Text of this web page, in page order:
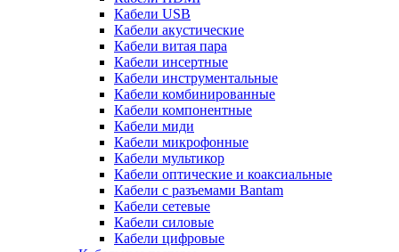
Кабели USB
Кабели акустические
Кабели витая пара
Кабели инсертные
Кабели инструментальные
Кабели комбинированные
Кабели компонентные
Кабели миди
Кабели микрофонные
Кабели мультикор
Кабели оптические и коаксиальные
Кабели с разъемами Bantam
Кабели сетевые
Кабели силовые
Кабели цифровые